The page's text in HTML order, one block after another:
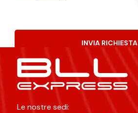
INVIA RICHIESTA
Alternative:
Le nostre sedi: